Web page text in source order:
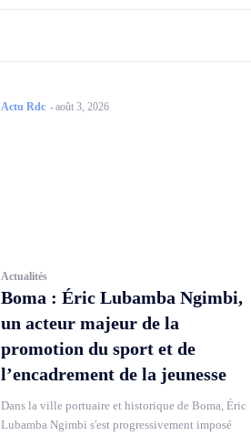
Actu Rdc -août 3, 2026
Actualités
Boma : Éric Lubamba Ngimbi,
un acteur majeur de la
promotion du sport et de
l’encadrement de la jeunesse
Dans la ville portuaire et historique de Boma, Éric
Lubamba Ngimbi s'est progressivement imposé